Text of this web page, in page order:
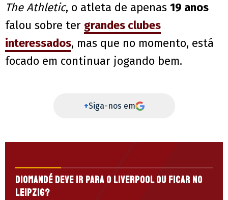
The Athletic, o atleta de apenas 19 anos
falou sobre ter grandes clubes
interessados, mas que no momento, está
focado em continuar jogando bem.
+Siga-nos em
Diomandé deve ir para o Liverpool ou ficar no
Leipzig?